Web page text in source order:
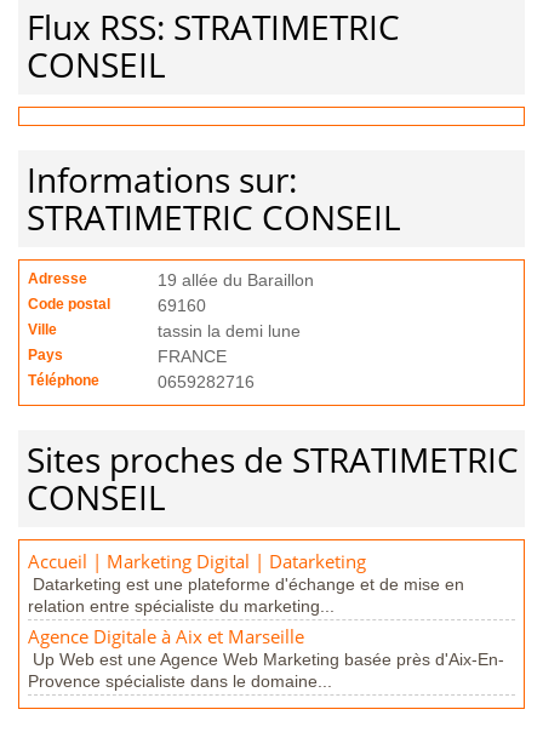
Flux RSS: STRATIMETRIC
CONSEIL
Informations sur:
STRATIMETRIC CONSEIL
Adresse 19 allée du Baraillon
Code postal 69160
Ville tassin la demi lune
Pays FRANCE
Téléphone 0659282716
Sites proches de STRATIMETRIC
CONSEIL
Accueil | Marketing Digital | Datarketing
Datarketing est une plateforme d'échange et de mise en
relation entre spécialiste du marketing...
Agence Digitale à Aix et Marseille
Up Web est une Agence Web Marketing basée près d'Aix-En-
Provence spécialiste dans le domaine...